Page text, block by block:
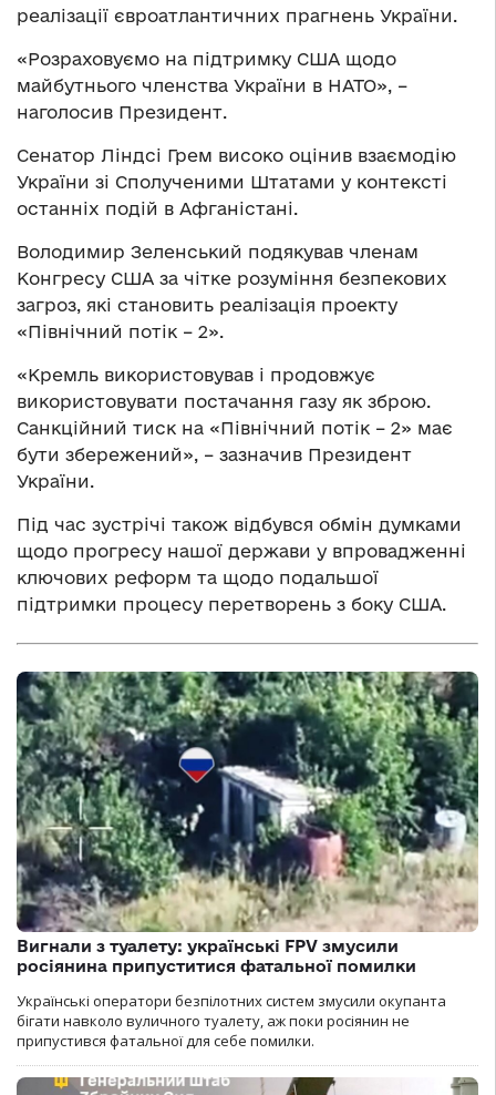
реалізації євроатлантичних прагнень України.
«Розраховуємо на підтримку США щодо
майбутнього членства України в НАТО», –
наголосив Президент.
Сенатор Ліндсі Грем високо оцінив взаємодію
України зі Сполученими Штатами у контексті
останніх подій в Афганістані.
Володимир Зеленський подякував членам
Конгресу США за чітке розуміння безпекових
загроз, які становить реалізація проекту
«Північний потік – 2».
«Кремль використовував і продовжує
використовувати постачання газу як зброю.
Санкційний тиск на «Північний потік – 2» має
бути збережений», – зазначив Президент
України.
Під час зустрічі також відбувся обмін думками
щодо прогресу нашої держави у впровадженні
ключових реформ та щодо подальшої
підтримки процесу перетворень з боку США.
Вигнали з туалету: українські FPV змусили
росіянина припуститися фатальної помилки
Українські оператори безпілотних систем змусили окупанта
бігати навколо вуличного туалету, аж поки росіянин не
припустився фатальної для себе помилки.